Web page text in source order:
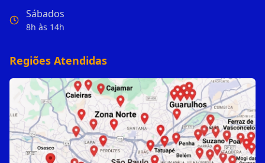
Sábados
8h às 14h
Regiões Atendidas